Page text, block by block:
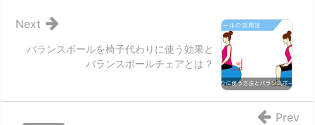
バランスボールを椅子代わりに使う効果と
バランスボールチェアとは？
Next
Prev